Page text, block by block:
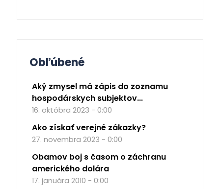
Obľúbené
Aký zmysel má zápis do zoznamu
hospodárskych subjektov...
16. októbra 2023 - 0:00
Ako získať verejné zákazky?
27. novembra 2023 - 0:00
Obamov boj s časom o záchranu
amerického dolára
17. januára 2010 - 0:00